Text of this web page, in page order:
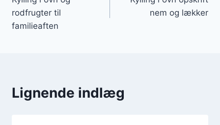
rodfrugter til
familieaften
nem og lækker
Lignende indlæg